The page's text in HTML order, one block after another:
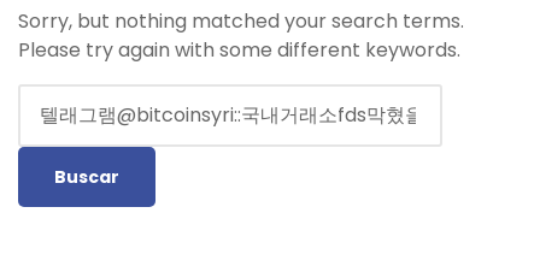
Sorry, but nothing matched your search terms.
Please try again with some different keywords.